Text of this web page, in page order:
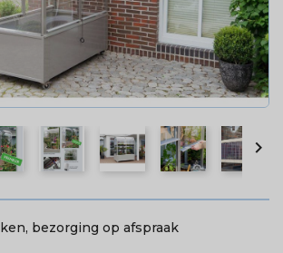

bezorging op afspraak